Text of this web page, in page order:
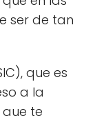
ser de tan
que es
a la
te